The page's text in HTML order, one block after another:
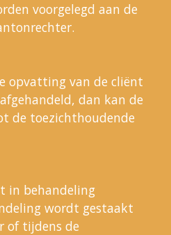
voorgelegd aan de
opvatting van de cliënt
dan kan de
de toezichthoudende
in behandeling
wordt gestaakt
of tijdens de